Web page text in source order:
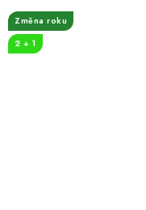
Změna roku
2 + 1